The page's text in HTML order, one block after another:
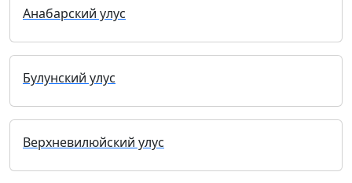
Анабарский улус
Булунский улус
Верхневилюйский улус